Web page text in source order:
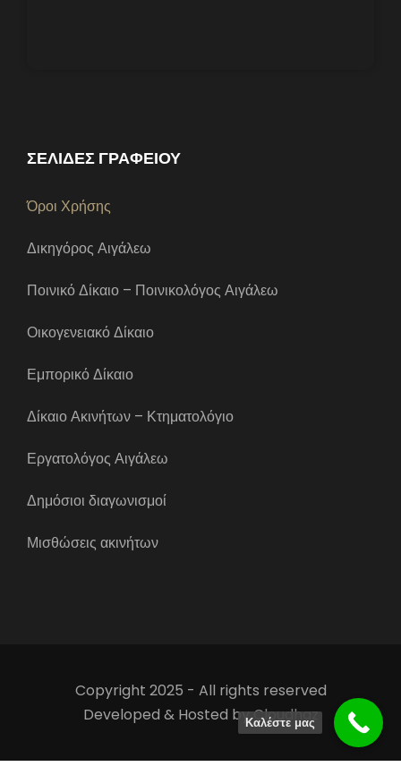
ΣΕΛΙΔΕΣ ΓΡΑΦΕΙΟΥ
Όροι Χρήσης
Δικηγόρος Αιγάλεω
Ποινικό Δίκαιο – Ποινικολόγος Αιγάλεω
Οικογενειακό Δίκαιο
Εμπορικό Δίκαιο
Δίκαιο Ακινήτων – Κτηματολόγιο
Εργατολόγος Αιγάλεω
Δημόσιοι διαγωνισμοί
Μισθώσεις ακινήτων
Copyright 2025 - All rights reserved
Developed & Hosted byCloudhaz
Καλέστε μας